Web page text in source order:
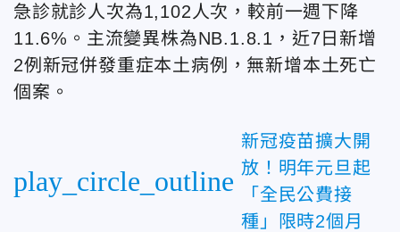
急診就診人次為1,102人次，較前一週下降
11.6%。主流變異株為NB.1.8.1，近7日新增
2例新冠併發重症本土病例，無新增本土死亡
個案。
play_circle_outline
新冠疫苗擴大開
放！明年元旦起
「全民公費接
種」限時2個月